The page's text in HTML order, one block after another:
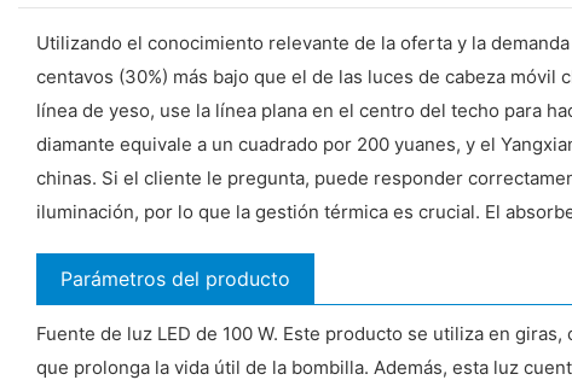
Utilizando el conocimiento relevante de la oferta y la
centavos (30%) más bajo que el de las luces de cabeza
línea de yeso, use la línea plana en el centro del techo para
diamante equivale a un cuadrado por 200 yuanes, y el
chinas. Si el cliente le pregunta, puede responder
iluminación, por lo que la gestión térmica es crucial. El
Parámetros del producto
Fuente de luz LED de 100 W. Este producto se utiliza en
que prolonga la vida útil de la bombilla. Además, esta luz